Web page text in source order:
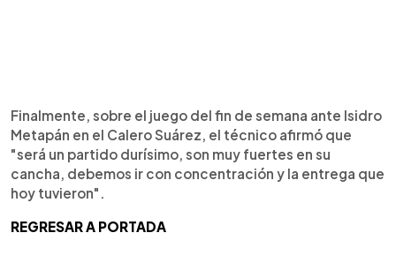
Finalmente, sobre el juego del fin de semana ante Isidro
Metapán en el Calero Suárez, el técnico afirmó que
"será un partido durísimo, son muy fuertes en su
cancha, debemos ir con concentración y la entrega que
hoy tuvieron".
REGRESAR A PORTADA